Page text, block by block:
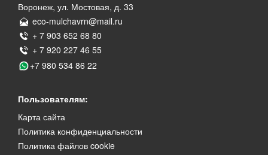
Воронеж, ул. Мостовая, д. 33
eco-mulchavrn@mail.ru
+ 7 903 652 68 80
+ 7 920 227 46 55
+7 980 534 86 22
Пользователям:
Карта сайта
Политика конфиденциальности
Политика файлов cookie